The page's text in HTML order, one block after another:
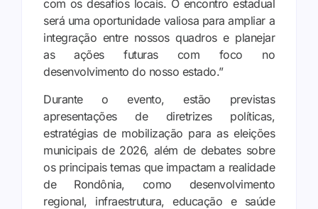
com os desafios locais. O encontro estadual
será uma oportunidade valiosa para ampliar a
integração entre nossos quadros e planejar
as ações futuras com foco no
desenvolvimento do nosso estado.”
Durante o evento, estão previstas
apresentações de diretrizes políticas,
estratégias de mobilização para as eleições
municipais de 2026, além de debates sobre
os principais temas que impactam a realidade
de Rondônia, como desenvolvimento
regional, infraestrutura, educação e saúde